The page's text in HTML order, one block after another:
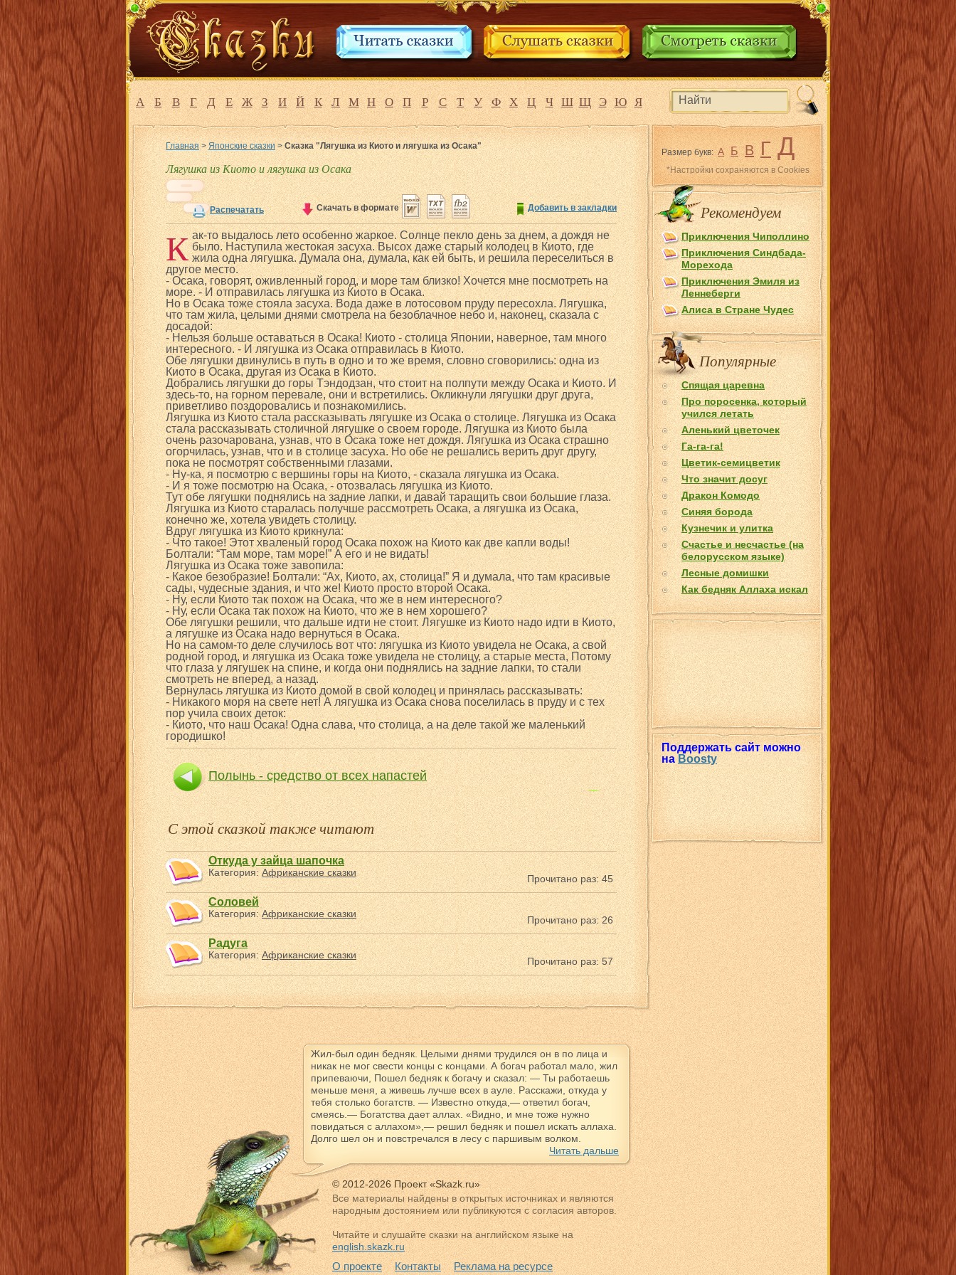
А Б В Г Д Е Ж З И Й К Л М Н О П Р С Т У Ф Х Ц Ч Ш Щ Э Ю Я
Размер букв: А Б В Г Д
*Настройки сохраняются в Cookies
Рекомендуем
Приключения Чиполлино
Приключения Синдбада-
Морехода
Приключения Эмиля из
Лeннеберги
Алиса в Стране Чудес
Популярные
Спящая царевна
Про поросенка, который
учился летать
Аленький цветочек
Га-га-га!
Цветик-семицветик
Что значит досуг
Дракон Комодо
Синяя борода
Кузнечик и улитка
Счастье и несчастье (на
белорусском языке)
Лесные домишки
Как бедняк Аллаха искал
Поддержать сайт можно
наBoosty
Главная >Японские сказки > Сказка "Лягушка из Киото и лягушка из Осака"
Лягушка из Киото и лягушка из Осака
Распечатать Добавить в закладки
Скачать в формате
К ак-то выдалось лето особенно жаркое. Солнце пекло день за днем, а дождя не
было. Наступила жестокая засуха. Высох даже старый колодец в Киото, где
жила одна лягушка. Думала она, думала, как ей быть, и решила переселиться в
другое место.
- Осака, говорят, оживленный город, и море там близко! Хочется мне посмотреть на
море. - И отправилась лягушка из Киото в Осака.
Но в Осака тоже стояла засуха. Вода даже в лотосовом пруду пересохла. Лягушка,
что там жила, целыми днями смотрела на безоблачное небо и, наконец, сказала с
досадой:
- Нельзя больше оставаться в Осака! Киото - столица Японии, наверное, там много
интересного. - И лягушка из Осака отправилась в Киото.
Обе лягушки двинулись в путь в одно и то же время, словно сговорились: одна из
Киото в Осака, другая из Осака в Киото.
Добрались лягушки до горы Тэндодзан, что стоит на полпути между Осака и Киото. И
здесь-то, на горном перевале, они и встретились. Окликнули лягушки друг друга,
приветливо поздоровались и познакомились.
Лягушка из Киото стала рассказывать лягушке из Осака о столице. Лягушка из Осака
стала рассказывать столичной лягушке о своем городе. Лягушка из Киото была
очень разочарована, узнав, что в Осака тоже нет дождя. Лягушка из Осака страшно
огорчилась, узнав, что и в столице засуха. Но обе не решались верить друг другу,
пока не посмотрят собственными глазами.
- Ну-ка, я посмотрю с вершины горы на Киото, - сказала лягушка из Осака.
- И я тоже посмотрю на Осака, - отозвалась лягушка из Киото.
Тут обе лягушки поднялись на задние лапки, и давай таращить свои большие глаза.
Лягушка из Киото старалась получше рассмотреть Осака, а лягушка из Осака,
конечно же, хотела увидеть столицу.
Вдруг лягушка из Киото крикнула:
- Что такое! Этот хваленый город Осака похож на Киото как две капли воды!
Болтали: “Там море, там море!” А его и не видать!
Лягушка из Осака тоже завопила:
- Какое безобразие! Болтали: “Ах, Киото, ах, столица!” Я и думала, что там красивые
сады, чудесные здания, и что же! Киото просто второй Осака.
- Ну, если Киото так похож на Осака, что же в нем интересного?
- Ну, если Осака так похож на Киото, что же в нем хорошего?
Обе лягушки решили, что дальше идти не стоит. Лягушке из Киото надо идти в Киото,
а лягушке из Осака надо вернуться в Осака.
Но на самом-то деле случилось вот что: лягушка из Киото увидела не Осака, а свой
родной город, и лягушка из Осака тоже увидела не столицу, а старые места, Потому
что глаза у лягушек на спине, и когда они поднялись на задние лапки, то стали
смотреть не вперед, а назад.
Вернулась лягушка из Киото домой в свой колодец и принялась рассказывать:
- Никакого моря на свете нет! А лягушка из Осака снова поселилась в пруду и с тех
пор учила своих деток:
- Киото, что наш Осака! Одна слава, что столица, а на деле такой же маленький
городишко!
Полынь - средство от всех напастей
Чудесный странник
С этой сказкой также читают
Откуда у зайца шапочка
Категория:Африканские сказки
Прочитано раз: 45
Соловей
Категория:Африканские сказки
Прочитано раз: 26
Радуга
Категория:Африканские сказки
Прочитано раз: 57
Жил-был один бедняк. Целыми днями трудился он в по лица и
никак не мог свести концы с концами. А богач работал мало, жил
припеваючи, Пошел бедняк к богачу и сказал: — Ты работаешь
меньше меня, а живешь лучше всех в ауле. Расскажи, откуда у
тебя столько богатств. — Известно откуда,— ответил богач,
смеясь.— Богатства дает аллах. «Видно, и мне тоже нужно
повидаться с аллахом»,— решил бедняк и пошел искать аллаха.
Долго шел он и повстречался в лесу с паршивым волком.
Читать дальше
© 2012-2026 Проект «Skazk.ru»
Все материалы найдены в открытых источниках и являются
народным достоянием или публикуются с согласия авторов.
Читайте и слушайте сказки на английском языке на
english.skazk.ru
О проекте Контакты Реклама на ресурсе